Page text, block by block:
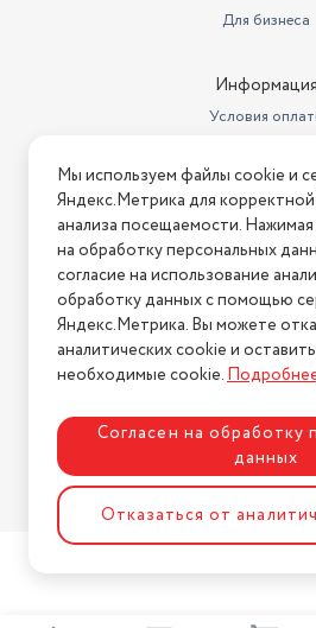
Для бизнеса
Информация
Условия
Условия
Нашли ошибку на сайте?
2026 © Интернет-магазин
Политика
Разработка сайта
Мы используем файлы cookie и
Яндекс.Метрика для
анализа посещаемости. Нажимая
на обработку персональных
согласие на использование
обработку данных с помощью
Яндекс.Метрика. Вы можете
аналитических cookie и
необходимые cookie.
Согласен на обработку
данных
Отказаться от